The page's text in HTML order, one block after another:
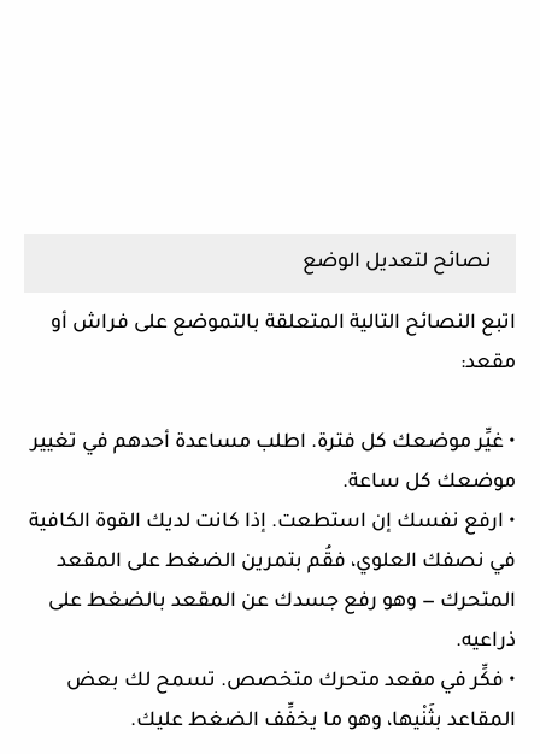
نصائح لتعديل الوضع
اتبع النصائح التالية المتعلقة بالتموضع على فراش أو
مقعد:
• غيِّر موضعك كل فترة. اطلب مساعدة أحدهم في تغيير
موضعك كل ساعة.
• ارفع نفسك إن استطعت. إذا كانت لديك القوة الكافية
في نصفك العلوي، فقُم بتمرين الضغط على المقعد
المتحرك — وهو رفع جسدك عن المقعد بالضغط على
ذراعيه.
• فكِّر في مقعد متحرك متخصص. تسمح لك بعض
المقاعد بثَنْيها، وهو ما يخفِّف الضغط عليك.